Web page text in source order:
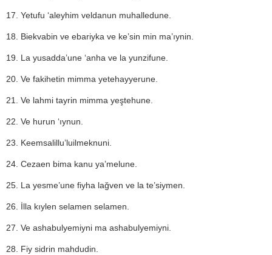
17. Yetufu ‘aleyhim veldanun muhalledune.
18. Biekvabin ve ebariyka ve ke’sin min ma’ıynin.
19. La yusadda’une ‘anha ve la yunzifune.
20. Ve fakihetin mimma yetehayyerune.
21. Ve lahmi tayrin mimma yeştehune.
22. Ve hurun ‘ıynun.
23. Keemsalillu’luilmeknuni.
24. Cezaen bima kanu ya’melune.
25. La yesme’une fiyha lağven ve la te’siymen.
26. İlla kıylen selamen selamen.
27. Ve ashabulyemiyni ma ashabulyemiyni.
28. Fiy sidrin mahdudin.